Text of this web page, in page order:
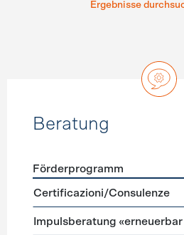
Ergebnisse
Beratung
Förderprogramme Beratung
Förderprogramm
Certificazioni/Consulenze
Impulsberatung «erneuerbar